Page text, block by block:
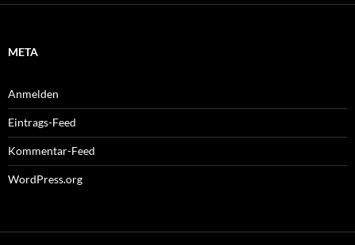
META
Anmelden
Eintrags-Feed
Kommentar-Feed
WordPress.org